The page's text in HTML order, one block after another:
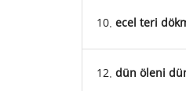
10. ecel teri
12. dün öleni